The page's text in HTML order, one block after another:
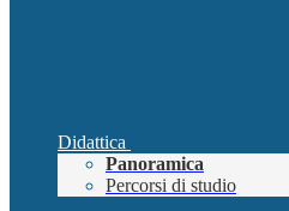
Didattica
Panoramica
Percorsi di studio